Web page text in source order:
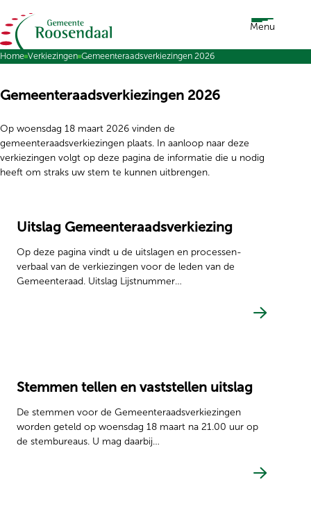
Ga naar de inhoud Menu
Home Verkiezingen Gemeenteraadsverkiezingen 2026
Gemeenteraadsverkiezingen 2026
Op woensdag 18 maart 2026 vinden de
gemeenteraadsverkiezingen plaats. In aanloop naar deze
verkiezingen volgt op deze pagina de informatie die u nodig
heeft om straks uw stem te kunnen uitbrengen.
Uitslag Gemeenteraadsverkiezing
Op deze pagina vindt u de uitslagen en processen-
verbaal van de verkiezingen voor de leden van de
Gemeenteraad. Uitslag Lijstnummer…
Stemmen tellen en vaststellen uitslag
De stemmen voor de Gemeenteraadsverkiezingen
worden geteld op woensdag 18 maart na 21.00 uur op
de stembureaus. U mag daarbij…